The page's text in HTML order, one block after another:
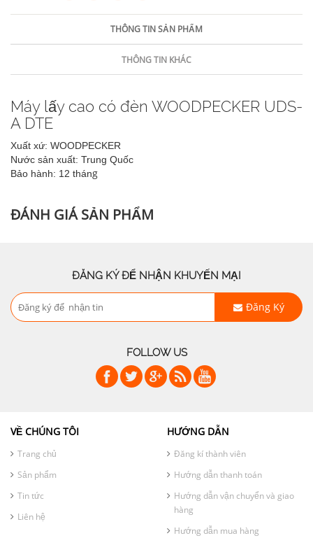
THÔNG TIN SẢN PHẨM
THÔNG TIN KHÁC
Máy lấy cao có đèn WOODPECKER UDS-
A DTE
Xuất xứ: WOODPECKER
Nước sản xuất: Trung Quốc
Bảo hành: 12 tháng
ĐÁNH GIÁ SẢN PHẨM
ĐĂNG KÝ ĐỂ NHẬN KHUYẾN MẠI
Đăng Ký
FOLLOW US
VỀ CHÚNG TÔI
Trang chủ
Sản phẩm
Tin tức
Liên hệ
HƯỚNG DẪN
Đăng kí thành viên
Hướng dẫn thanh toán
Hướng dẫn vận chuyển và giao
hàng
Hướng dẫn mua hàng